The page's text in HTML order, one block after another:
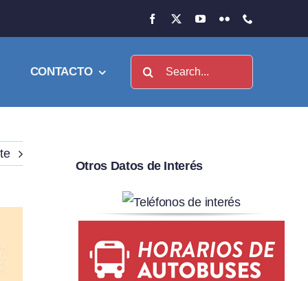
CONTACTO Buscar:
Otros Datos de Interés